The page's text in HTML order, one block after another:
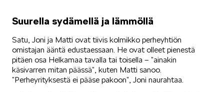
SCALA
Suurella sydämellä ja lämmöllä
Satu, Joni ja Matti ovat tiivis kolmikko perheyhtiön
omistajan ääntä edustaessaan. He ovat olleet pienestä
pitäen osa Helkamaa tavalla tai toisella – ”ainakin
käsivarren mitan päässä”, kuten Matti sanoo.
”Perheyrityksestä ei pääse pakoon”, Joni naurahtaa.